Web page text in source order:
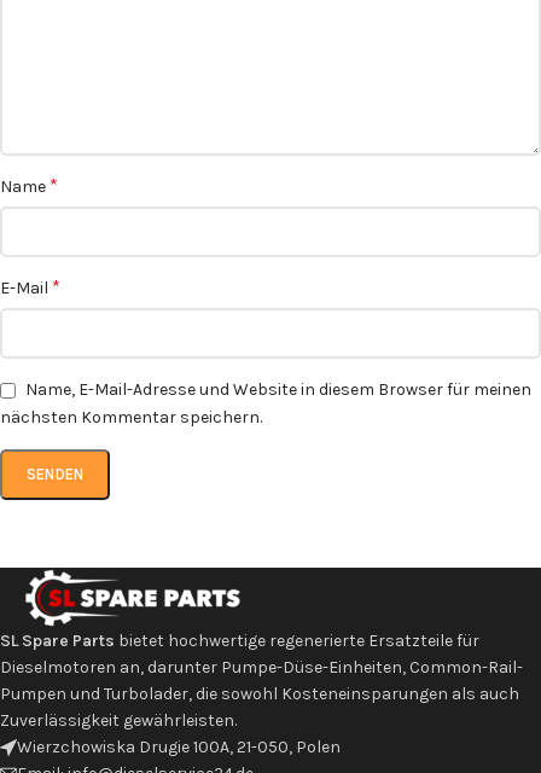
Name *
E-Mail *
Name, E-Mail-Adresse und Website in diesem Browser für meinen
nächsten Kommentar speichern.
SL Spare Parts bietet hochwertige regenerierte Ersatzteile für
Dieselmotoren an, darunter Pumpe-Düse-Einheiten, Common-Rail-
Pumpen und Turbolader, die sowohl Kosteneinsparungen als auch
Zuverlässigkeit gewährleisten.
Wierzchowiska Drugie 100A, 21-050, Polen